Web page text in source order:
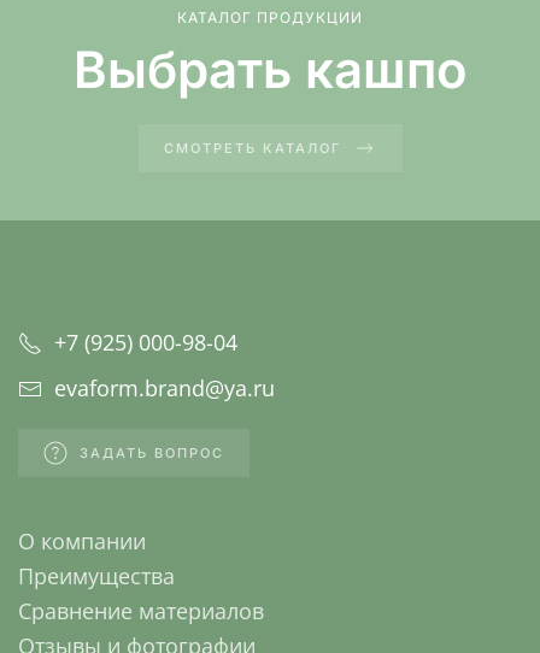
КАТАЛОГ ПРОДУКЦИИ
Выбрать кашпо
СМОТРЕТЬ КАТАЛОГ
+7 (925) 000-98-04
evaform.brand@ya.ru
ЗАДАТЬ ВОПРОС
О компании
Преимущества
Сравнение материалов
Отзывы и фотографии